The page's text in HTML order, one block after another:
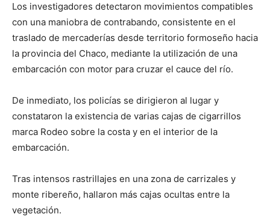
Los investigadores detectaron movimientos compatibles
con una maniobra de contrabando, consistente en el
traslado de mercaderías desde territorio formoseño hacia
la provincia del Chaco, mediante la utilización de una
embarcación con motor para cruzar el cauce del río.
De inmediato, los policías se dirigieron al lugar y
constataron la existencia de varias cajas de cigarrillos
marca Rodeo sobre la costa y en el interior de la
embarcación.
Tras intensos rastrillajes en una zona de carrizales y
monte ribereño, hallaron más cajas ocultas entre la
vegetación.